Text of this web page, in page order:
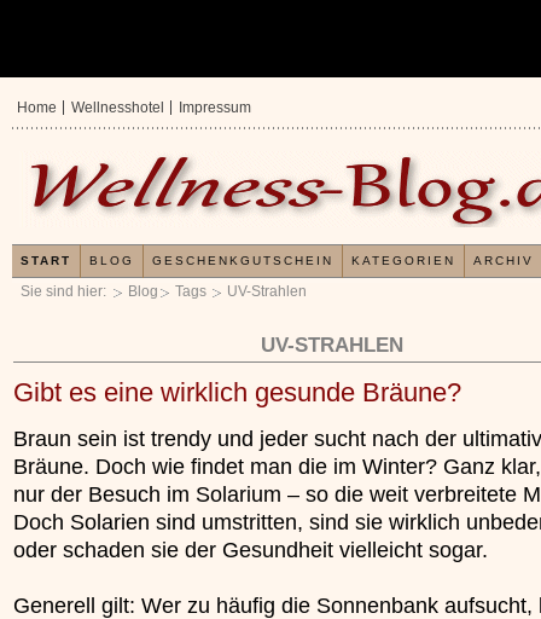
Sie sind hier: Blog Tags UV-Strahlen
UV-STRAHLEN
Gibt es eine wirklich gesunde Bräune?
Braun sein ist trendy und jeder sucht nach der
Bräune. Doch wie findet man die im Winter? Ganz
nur der Besuch im Solarium – so die weit verbreitete
Doch Solarien sind umstritten, sind sie wirklich
oder schaden sie der Gesundheit vielleicht sogar.
Generell gilt: Wer zu häufig die Sonnenbank aufsucht,
Erfahrungen mit und
Kieselsäuregel
»»»
Home Wellnesshotel Impressum
START BLOG GESCHENKGUTSCHEIN KATEGORIEN ARCHIV